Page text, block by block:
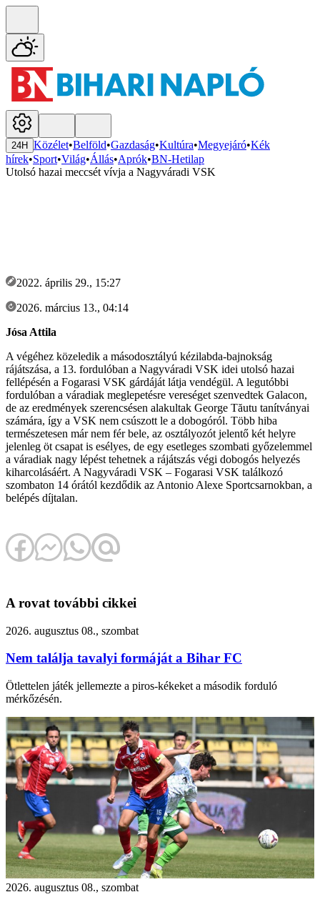
24H Közélet•Belföld•Gazdaság•Kultúra•Megyejáró•Kék
hírek•Sport•Világ•Állás•Aprók•BN-Hetilap
Utolsó hazai meccsét vívja a Nagyváradi VSK
2022. április 29., 15:27
2026. március 13., 04:14
Jósa Attila
A végéhez közeledik a másodosztályú kézilabda-bajnokság
rájátszása, a 13. fordulóban a Nagyváradi VSK idei utolsó hazai
fellépésén a Fogarasi VSK gárdáját látja vendégül. A legutóbbi
fordulóban a váradiak meglepetésre vereséget szenvedtek Galacon,
de az eredmények szerencsésen alakultak George Tăutu tanítványai
számára, így a VSK nem csúszott le a dobogóról. Több hiba
természetesen már nem fér bele, az osztályozót jelentő két helyre
jelenleg öt csapat is esélyes, de egy esetleges szombati győzelemmel
a váradiak nagy lépést tehetnek a rájátszás végi dobogós helyezés
kiharcolásáért. A Nagyváradi VSK – Fogarasi VSK találkozó
szombaton 14 órától kezdődik az Antonio Alexe Sportcsarnokban, a
belépés díjtalan.
A rovat további cikkei
2026. augusztus 08., szombat
Nem találja tavalyi formáját a Bihar FC
Ötlettelen játék jellemezte a piros-kékeket a második forduló
mérkőzésén.
2026. augusztus 08., szombat